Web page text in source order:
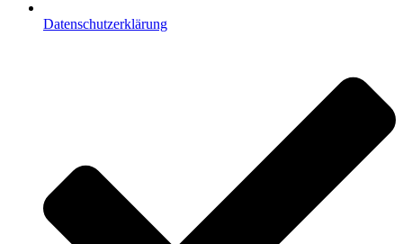
Datenschutzerklärung